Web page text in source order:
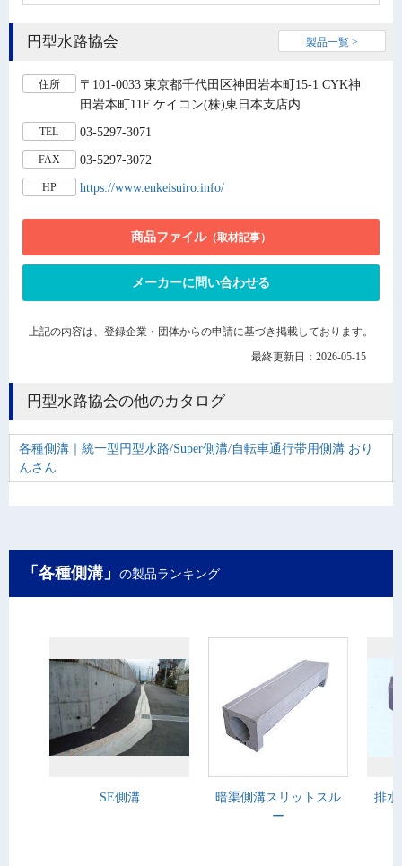
円型水路協会 製品一覧 >
住所
〒101-0033 東京都千代田区神田岩本町15-1 CYK神
田岩本町11F ケイコン(株)東日本支店内
TEL 03-5297-3071
FAX 03-5297-3072
HP https://www.enkeisuiro.info/
商品ファイル（取材記事）
メーカーに問い合わせる
上記の内容は、登録企業・団体からの申請に基づき掲載しております。
最終更新日：2026-05-15
円型水路協会の他のカタログ
各種側溝｜統一型円型水路/Super側溝/自転車通行帯用側溝 おり
んさん
「各種側溝」 の製品ランキング
SE側溝
暗渠側溝スリットスル
ー
排水